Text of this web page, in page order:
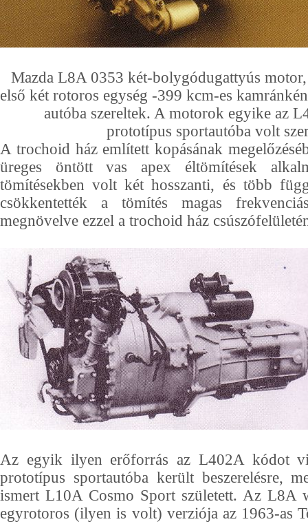
Mazda L8A 0353 két-bolygódugattyús
első két rotoros egység -399 kcm-es
autóba szereltek. A motorok egyike az
prototípus sportautóba volt
A trochoid ház említett kopásának
üreges öntött vas apex éltömítések
tömítésekben volt két hosszanti, és több
csökkentették a tömítés magas
megnövelve ezzel a trochoid ház
Az egyik ilyen erőforrás az L402A kódot
prototípus sportautóba került beszerelésre,
ismert L10A Cosmo Sport született. Az L8A
egyrotoros (ilyen is volt) verziója az 1963-as